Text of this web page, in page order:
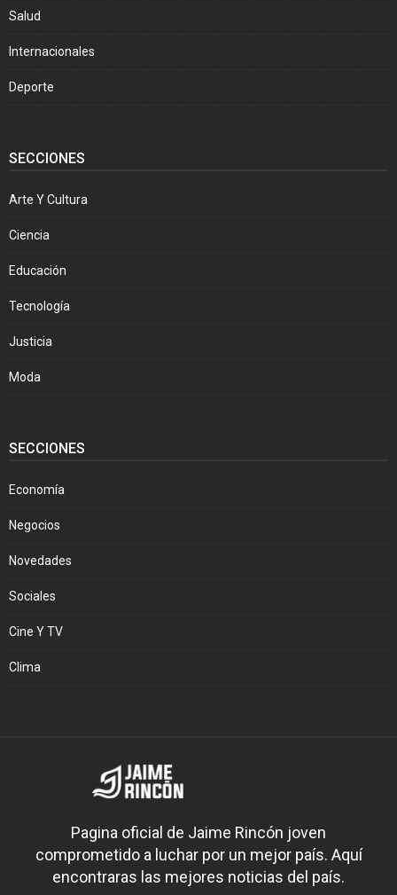
Salud
Internacionales
Deporte
SECCIONES
Arte Y Cultura
Ciencia
Educación
Tecnología
Justicia
Moda
SECCIONES
Economía
Negocios
Novedades
Sociales
Cine Y TV
Clima
Pagina oficial de Jaime Rincón joven
comprometido a luchar por un mejor país. Aquí
encontraras las mejores noticias del país.